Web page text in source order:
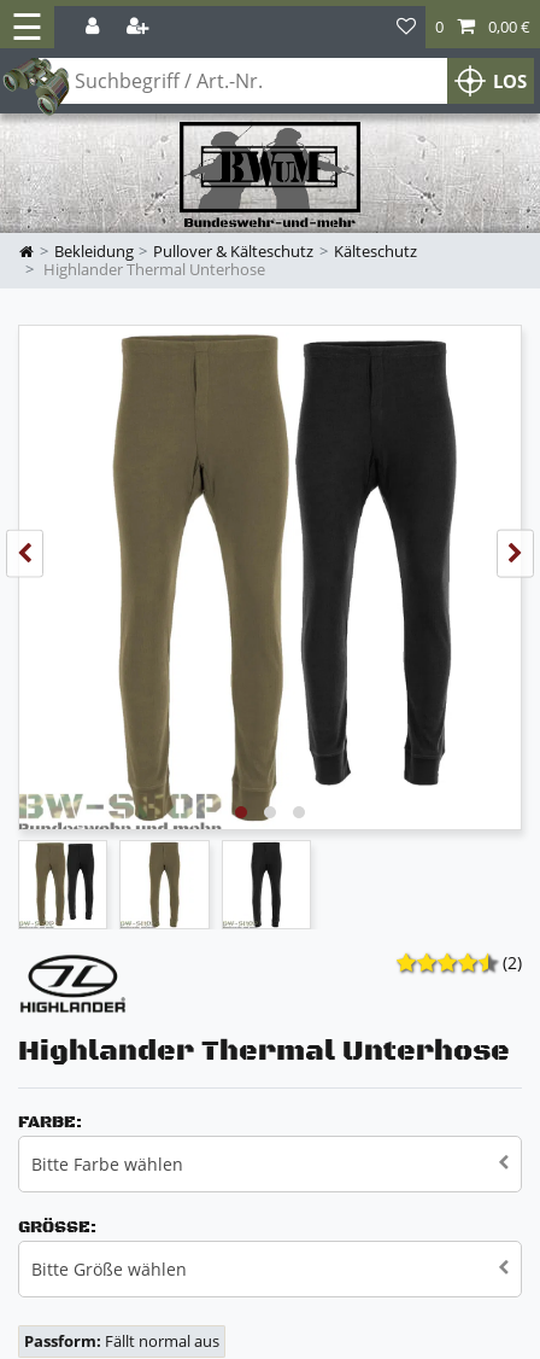
☰
LOS
0 0,00 €
Bekleidung Pullover & Kälteschutz
Kälteschutz
Highlander Thermal Unterhose
(2)
Highlander Thermal Unterhose
FARBE:
Bitte Farbe wählen
GRÖSSE:
Bitte Größe wählen
Passform: Fällt normal aus